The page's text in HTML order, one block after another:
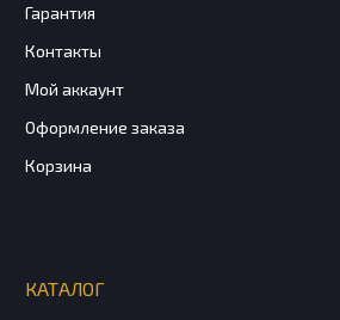
Гарантия
Контакты
Мой аккаунт
Оформление заказа
Корзина
КАТАЛОГ